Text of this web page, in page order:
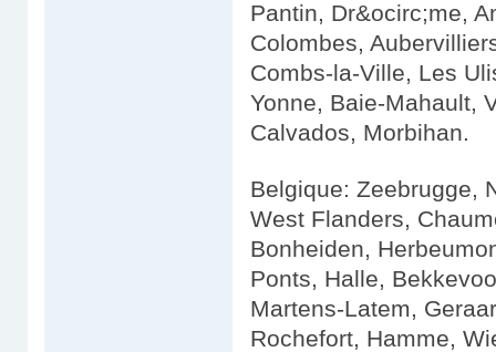
Pantin, Dr&ocirc;me,
Colombes,
Combs-la-Ville, Les
Yonne, Baie-Mahault,
Calvados, Morbihan.
Belgique: Zeebrugge,
West Flanders,
Bonheiden,
Ponts, Halle,
Martens-Latem,
Rochefort, Hamme,